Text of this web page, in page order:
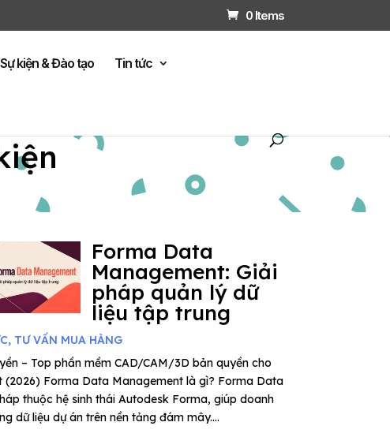
0 Items
Sự kiện & Đào tạo Tin tức
Forma Data
Management: Giải
pháp quản lý dữ
liệu tập trung
, TƯ VẤN MUA HÀNG
– Top phần mềm CAD/CAM/3D bản quyền cho
(2026) Forma Data Management là gì? Forma Data
thuộc hệ sinh thái Autodesk Forma, giúp doanh
dữ liệu dự án trên nền tảng đám mây....